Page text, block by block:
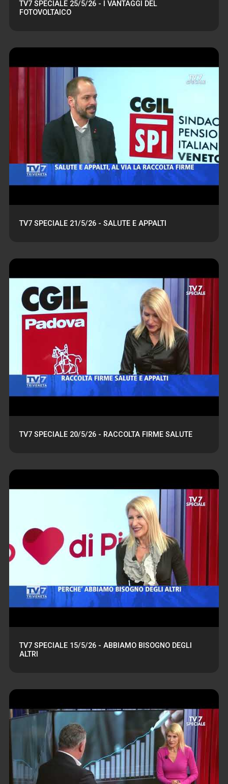
TV7 SPECIALE 25/5/26 - I VANTAGGI DEL
FOTOVOLTAICO
TV7 SPECIALE 21/5/26 - SALUTE E APPALTI
TV7 SPECIALE 20/5/26 - RACCOLTA FIRME SALUTE
TV7 SPECIALE 15/5/26 - ABBIAMO BISOGNO DEGLI
ALTRI